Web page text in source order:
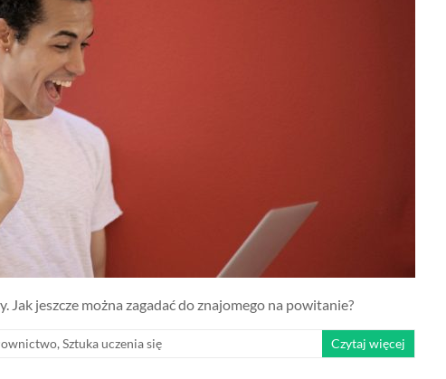
jeszcze można zagadać do znajomego na powitanie?
, Sztuka uczenia się Czytaj więcej